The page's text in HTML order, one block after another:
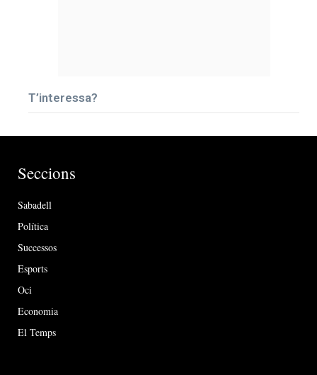
T’interessa?
Seccions
Sabadell
Política
Successos
Esports
Oci
Economia
El Temps